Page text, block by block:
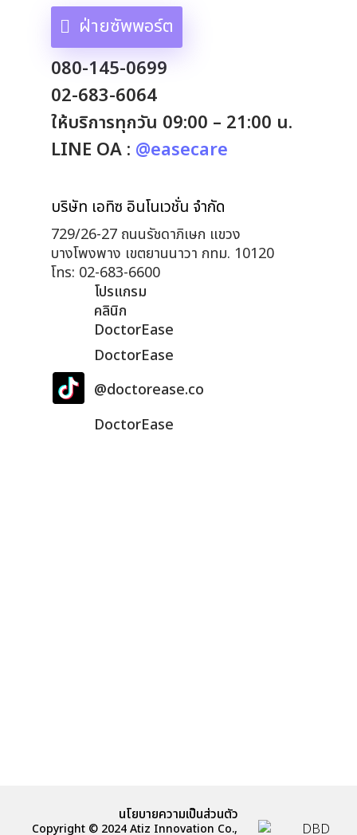
ฝ่ายซัพพอร์ต
080-145-0699
02-683-6064
ให้บริการทุกวัน 09:00 – 21:00 น.
LINE OA : @easecare
บริษัท เอทิซ อินโนเวชั่น จำกัด
729/26-27 ถนนรัชดาภิเษก แขวง
บางโพงพาง เขตยานนาวา กทม. 10120
โทร: 02-683-6600
โปรแกรม
คลินิก
DoctorEase
DoctorEase
@doctorease.co
DoctorEase
นโยบายความเป็นส่วนตัว
Copyright © 2024 Atiz Innovation Co.,